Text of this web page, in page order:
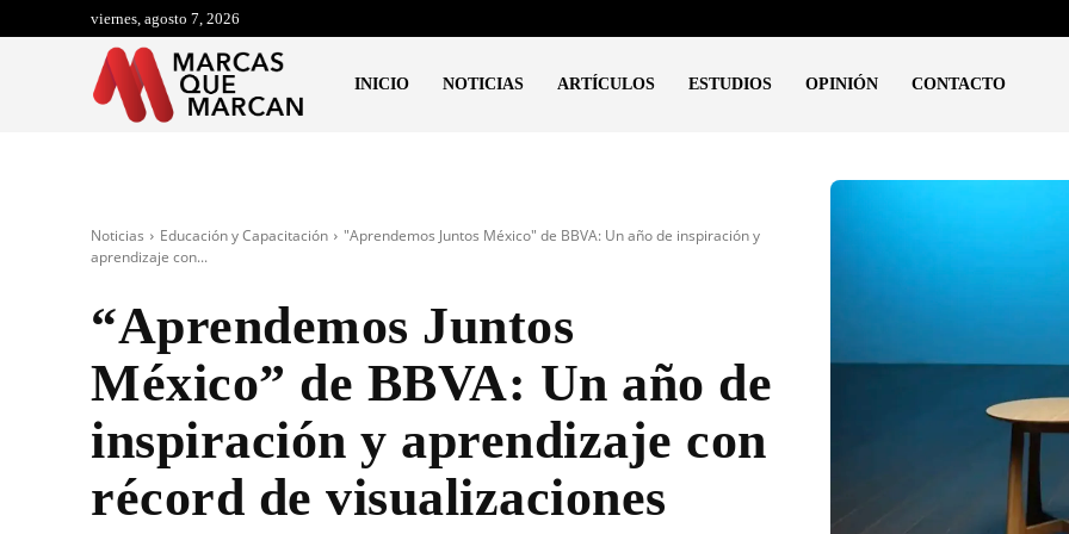
viernes, agosto 7, 2026
INICIO NOTICIAS ARTÍCULOS ESTUDIOS OPINIÓN CONTACTO
Noticias Educación y Capacitación
"Aprendemos Juntos México" de BBVA: Un año de inspiración y
aprendizaje con...
“Aprendemos Juntos
México” de BBVA: Un año de
inspiración y aprendizaje con
récord de visualizaciones